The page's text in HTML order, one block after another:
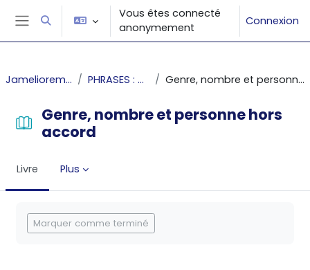
Passer au contenu principal
Panneau latéral
Activer/désactiver la saisie de recherche
Vous êtes connecté
anonymement
Connexion
Jamelioremonecrit PHRASES : Accords Genre, nombre et personne hors accord
Genre, nombre et personne hors
accord
Livre Plus
Marquer comme terminé